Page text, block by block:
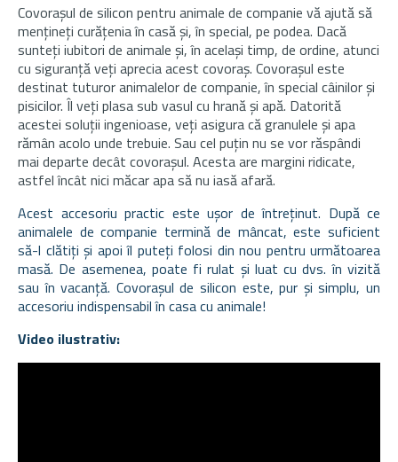
Covorașul de silicon pentru animale de companie vă ajută să
mențineți curățenia în casă și, în special, pe podea. Dacă
sunteți iubitori de animale și, în același timp, de ordine, atunci
cu siguranță veți aprecia acest covoraș. Covorașul este
destinat tuturor animalelor de companie, în special câinilor și
pisicilor. Îl veți plasa sub vasul cu hrană și apă. Datorită
acestei soluții ingenioase, veți asigura că granulele și apa
rămân acolo unde trebuie. Sau cel puțin nu se vor răspândi
mai departe decât covorașul. Acesta are margini ridicate,
astfel încât nici măcar apa să nu iasă afară.
Acest accesoriu practic este ușor de întreținut. După ce
animalele de companie termină de mâncat, este suficient
să-l clătiți și apoi îl puteți folosi din nou pentru următoarea
masă. De asemenea, poate fi rulat și luat cu dvs. în vizită
sau în vacanță. Covorașul de silicon este, pur și simplu, un
accesoriu indispensabil în casa cu animale!
Video ilustrativ: